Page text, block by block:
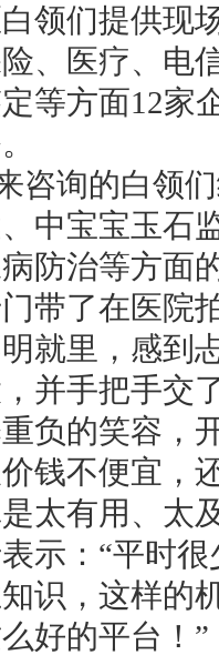
领们提供现
、医疗、电
等方面12家
询的白领们
中宝宝玉石
防治等方面
带了在医院
就里，感到
并手把手交
负的笑容，
钱不便宜，
太有用、太
示：“平时
识，这样的
好的平台！”